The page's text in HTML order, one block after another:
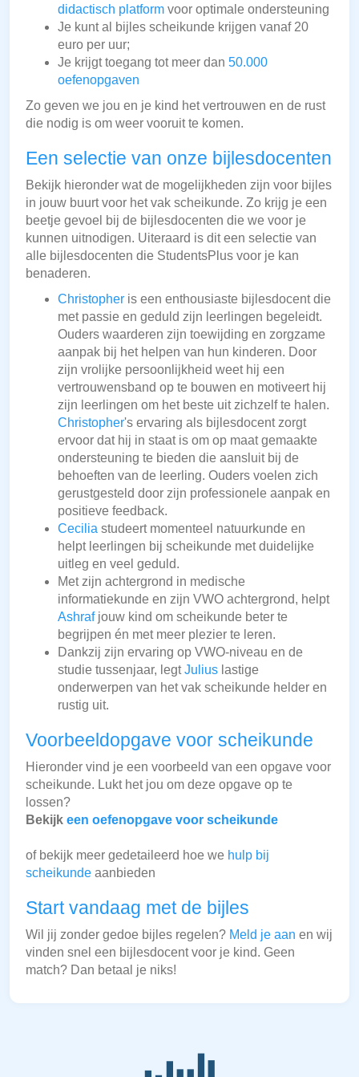
didactisch platform voor optimale ondersteuning
Je kunt al bijles scheikunde krijgen vanaf 20
euro per uur;
Je krijgt toegang tot meer dan 50.000
oefenopgaven
Zo geven we jou en je kind het vertrouwen en de rust
die nodig is om weer vooruit te komen.
Een selectie van onze bijlesdocenten
Bekijk hieronder wat de mogelijkheden zijn voor bijles
in jouw buurt voor het vak scheikunde. Zo krijg je een
beetje gevoel bij de bijlesdocenten die we voor je
kunnen uitnodigen. Uiteraard is dit een selectie van
alle bijlesdocenten die StudentsPlus voor je kan
benaderen.
Christopher is een enthousiaste bijlesdocent die
met passie en geduld zijn leerlingen begeleidt.
Ouders waarderen zijn toewijding en zorgzame
aanpak bij het helpen van hun kinderen. Door
zijn vrolijke persoonlijkheid weet hij een
vertrouwensband op te bouwen en motiveert hij
zijn leerlingen om het beste uit zichzelf te halen.
Christopher's ervaring als bijlesdocent zorgt
ervoor dat hij in staat is om op maat gemaakte
ondersteuning te bieden die aansluit bij de
behoeften van de leerling. Ouders voelen zich
gerustgesteld door zijn professionele aanpak en
positieve feedback.
Cecilia studeert momenteel natuurkunde en
helpt leerlingen bij scheikunde met duidelijke
uitleg en veel geduld.
Met zijn achtergrond in medische
informatiekunde en zijn VWO achtergrond, helpt
Ashrafjouw kind om scheikunde beter te
begrijpen én met meer plezier te leren.
Dankzij zijn ervaring op VWO-niveau en de
studie tussenjaar, legtJulius lastige
onderwerpen van het vak scheikunde helder en
rustig uit.
Voorbeeldopgave voor scheikunde
Hieronder vind je een voorbeeld van een opgave voor
scheikunde. Lukt het jou om deze opgave op te
lossen?
Bekijk een oefenopgave voor scheikunde
of bekijk meer gedetaileerd hoe we hulp bij
scheikunde aanbieden
Start vandaag met de bijles
Wil jij zonder gedoe bijles regelen? Meld je aan en wij
vinden snel een bijlesdocent voor je kind. Geen
match? Dan betaal je niks!